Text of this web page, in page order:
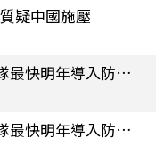
疑中國施壓
日本擬引進AI強化網攻防禦 自衛隊最快明年導入防護軟體
日本擬引進AI強化網攻防禦 自衛隊最快明年導入防護軟體